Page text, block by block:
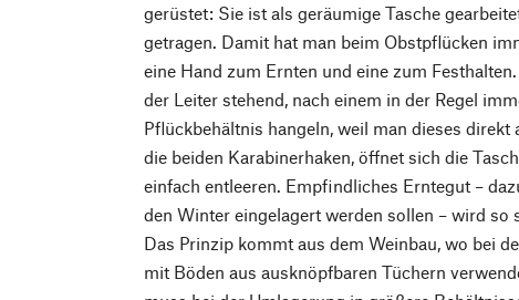
gerüstet: Sie ist als geräumige Tasche
getragen. Damit hat man beim Obstpflücken
eine Hand zum Ernten und eine zum
der Leiter stehend, nach einem in der Regel
Pflückbehältnis hangeln, weil man dieses
die beiden Karabinerhaken, öffnet sich die
einfach entleeren. Empfindliches Erntegut –
den Winter eingelagert werden sollen – wird so
Das Prinzip kommt aus dem Weinbau, wo bei
mit Böden aus ausknöpfbaren Tüchern